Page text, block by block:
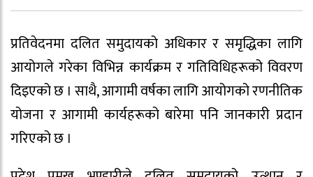
प्रतिवेदनमा दलित समुदायको अधिकार र समृद्धिका लागि
आयोगले गरेका विभिन्न कार्यक्रम र गतिविधिहरूको विवरण
दिइएको छ । साथै, आगामी वर्षका लागि आयोगको रणनीतिक
योजना र आगामी कार्यहरूको बारेमा पनि जानकारी प्रदान
गरिएको छ ।